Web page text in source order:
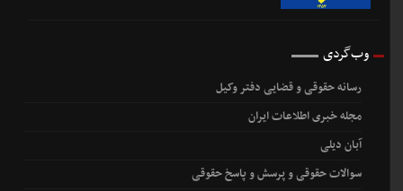
وب‌گردی
رسانه حقوقی و قضایی دفتر وکیل
مجله خبری اطلاعات ایران
آبان دیلی
سوالات حقوقی و پرسش و پاسخ حقوقی